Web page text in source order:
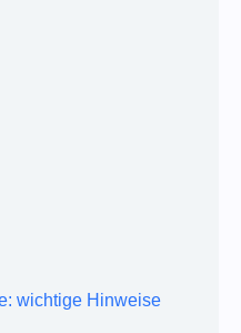
wichtige Hinweise